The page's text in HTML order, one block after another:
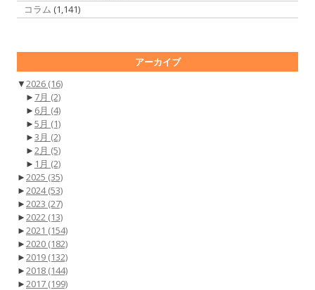
コラム (1,141)
アーカイブ
▼2026 (16)
► 7月 (2)
► 6月 (4)
►5月 (1)
►3月 (2)
►2月 (5)
► 1月 (2)
►2025 (35)
►2024(53)
►2023 (27)
►2022 (13)
►2021 (154)
►2020 (182)
►2019 (132)
►2018 (144)
►2017 (199)